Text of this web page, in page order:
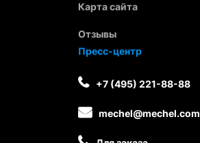
Карта сайта
Отзывы
Пресс-центр
+7 (495) 221-88-88
mechel@mechel.com